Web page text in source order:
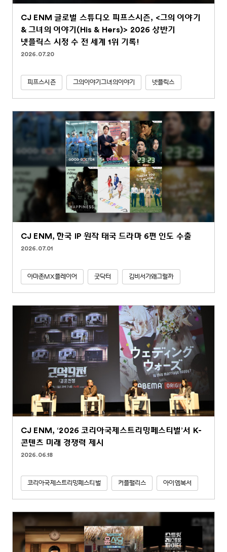
CJ ENM 글로벌 스튜디오 피프스시즌, <그의 이야기
& 그녀의 이야기(His & Hers)> 2026 상반기
넷플릭스 시청 수 전 세계 1위 기록!
2026.07.20
피프스시즌 그의이야기그녀의이야기 넷플릭스
CJ ENM, 한국 IP 원작 태국 드라마 6편 인도 수출
2026.07.01
아마존MX플레이어 굿닥터 김비서가왜그럴까
CJ ENM, ‘2026 코리아국제스트리밍페스티벌’서 K-
콘텐츠 미래 경쟁력 제시
2026.06.18
코리아국제스트리밍페스티벌 커플팰리스 아이엠복서